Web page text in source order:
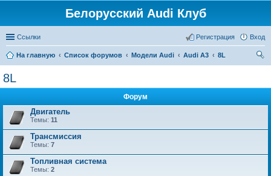
Белорусский Audi Клуб
Ссылки Вход
Регистрация
На главную Список форумов Модели Audi Audi A3
8L
8L
Форум
Двигатель
Темы: 11
Трансмиссия
Темы: 7
Топливная система
Темы: 2